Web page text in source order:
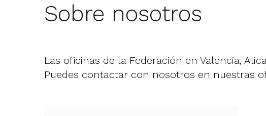
Sobre nosotros
Las oficinas de la Federación en Valencia,
Puedes contactar con nosotros en nuestras